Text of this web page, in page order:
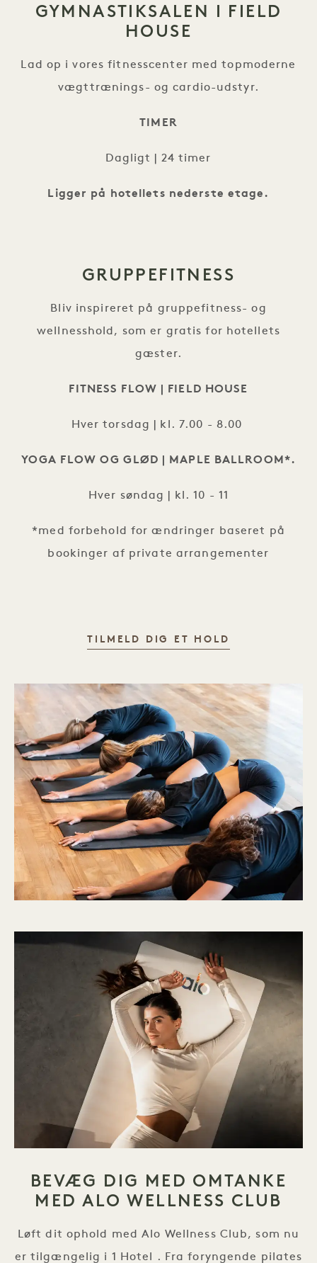
GYMNASTIKSALEN I FIELD
HOUSE
Lad op i vores fitnesscenter med topmoderne
vægttrænings- og cardio-udstyr.
TIMER
Dagligt | 24 timer
Ligger på hotellets nederste etage.
GRUPPEFITNESS
Bliv inspireret på gruppefitness- og
wellnesshold, som er gratis for hotellets
gæster.
FITNESS FLOW | FIELD HOUSE
Hver torsdag | kl. 7.00 - 8.00
YOGA FLOW OG GLØD | MAPLE BALLROOM*.
Hver søndag | kl. 10 - 11
*med forbehold for ændringer baseret på
bookinger af private arrangementer
TILMELD DIG ET HOLD
BEVÆG DIG MED OMTANKE
MED ALO WELLNESS CLUB
Løft dit ophold med Alo Wellness Club, som nu
er tilgængelig i 1 Hotel . Fra foryngende pilates